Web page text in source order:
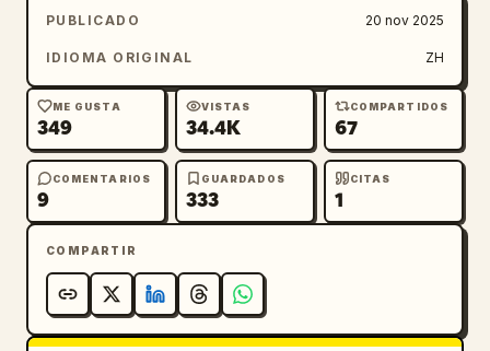
PUBLICADO 20 nov 2025
IDIOMA ORIGINAL ZH
ME GUSTA
349
VISTAS
34.4K
COMPARTIDOS
67
COMENTARIOS
9
GUARDADOS
333
CITAS
1
COMPARTIR